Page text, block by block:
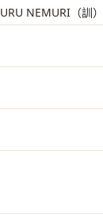
NEMURI（訓）